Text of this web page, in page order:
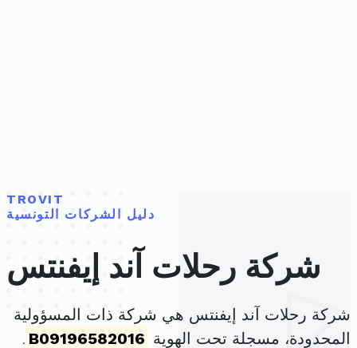
TROVIT
دليل الشركات التونسية
شركة رحلات آند إيفنتس
شركة رحلات آند إيفنتس هي شركة ذات المسؤولية
المحدودة، مسجلة تحت الهوية B09196582016
.